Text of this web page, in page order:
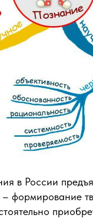
в России
формирование